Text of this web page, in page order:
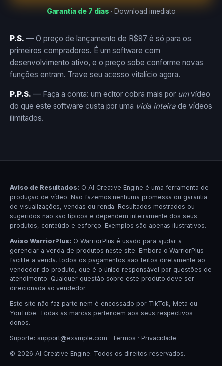
Garantia de 7 dias · Download imediato
P.S. — O preço de lançamento de R$97 é só para os
primeiros compradores. É um software com
desenvolvimento ativo, e o preço sobe conforme novas
funções entram. Trave seu acesso vitalício agora.
P.P.S. — Faça a conta: um editor cobra mais por umvídeo
do que este software custa por uma vida inteira de vídeos
ilimitados.
Aviso de Resultados: O AI Creative Engine é uma ferramenta de
produção de vídeo. Não fazemos nenhuma promessa ou garantia
de visualizações, vendas ou renda. Resultados mostrados ou
sugeridos não são típicos e dependem inteiramente dos seus
produtos, conteúdo e esforço. Exemplos são apenas ilustrativos.
Aviso WarriorPlus: O WarriorPlus é usado para ajudar a
gerenciar a venda de produtos neste site. Embora o WarriorPlus
facilite a venda, todos os pagamentos são feitos diretamente ao
vendedor do produto, que é o único responsável por questões de
atendimento. Qualquer questão sobre este produto deve ser
direcionada ao vendedor.
Este site não faz parte nem é endossado por TikTok, Meta ou
YouTube. Todas as marcas pertencem aos seus respectivos
donos.
Suporte: support@example.com · Termos · Privacidade
© 2026 AI Creative Engine. Todos os direitos reservados.